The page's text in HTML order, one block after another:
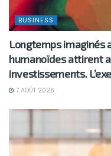
BUSINESS
Longtemps imaginés
humanoïdes attirent
investissements.
7 AOÛT 2026